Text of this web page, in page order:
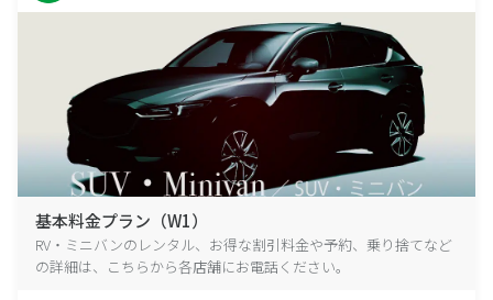
基本料金プラン（W1）
RV・ミニバンのレンタル、お得な割引料金や予約、乗り捨てなど
の詳細は、こちらから各店舗にお電話ください。